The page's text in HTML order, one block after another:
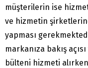
müşterilerin ise
ve hizmetin
yapması
markanıza bakış
bülteni hizmeti